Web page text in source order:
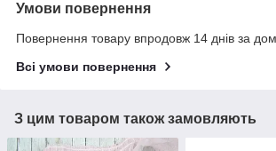
Умови повернення
Повернення товару впродовж 14 днів за
Всі умови повернення
З цим товаром також замовляють